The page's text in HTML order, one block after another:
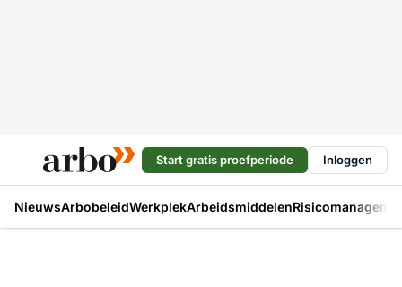
Start gratis proefperiode Inloggen
NieuwsArbobeleidWerkplekArbeidsmiddelen